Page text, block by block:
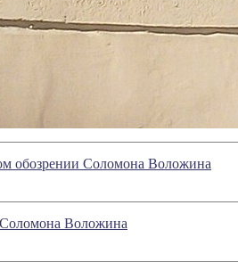
обозрении Соломона Воложина
Воложина